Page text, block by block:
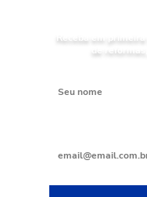
Receba em
de